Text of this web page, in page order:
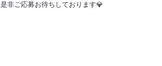
是非ご応募お待ちしております💎